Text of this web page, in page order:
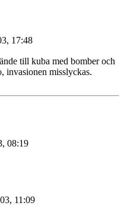
17:48
till kuba med bomber och
invasionen misslyckas.
08:19
11:09